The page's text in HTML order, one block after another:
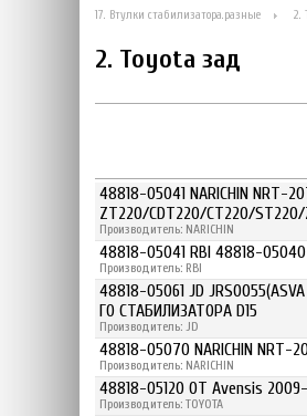
17. Втулки стабилизатора.разные 2.
2. Toyota зад
48818-05041 NARICHIN NRT-
ZT220/CDT220/CT220/
Производитель: NARICHIN
48818-05041 RBI 48818-
Производитель: RBI
48818-05061 JD
ГО СТАБИЛИЗАТОРА D15
Производитель: JD
48818-05070 NARICHIN NRT-
Производитель: NARICHIN
48818-05120 OT Avensis
Производитель: TOYOTA